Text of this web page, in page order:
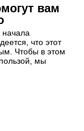
вам
начала
что этот
Чтобы в этом
мы